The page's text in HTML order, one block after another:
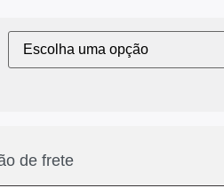
de frete